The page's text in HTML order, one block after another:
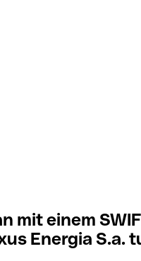
mit einem
Energia S.a.